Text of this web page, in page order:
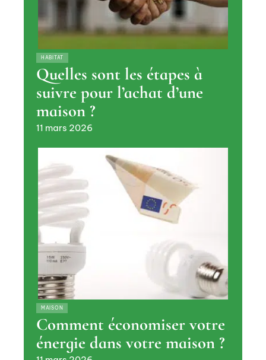
HABITAT
Quelles sont les étapes à
suivre pour l’achat d’une
maison ?
11 mars 2026
MAISON
Comment économiser votre
énergie dans votre maison ?